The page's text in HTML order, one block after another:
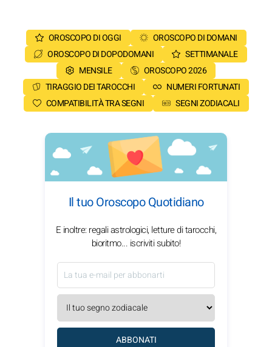
OROSCOPO DI OGGI
OROSCOPO DI DOMANI
OROSCOPO DI DOPODOMANI
SETTIMANALE
MENSILE
OROSCOPO 2026
TIRAGGIO DEI TAROCCHI
NUMERI FORTUNATI
COMPATIBILITÀ TRA SEGNI
SEGNI ZODIACALI
Il tuo Oroscopo Quotidiano
E inoltre: regali astrologici, letture di tarocchi,
bioritmo... iscriviti subito!
ABBONATI